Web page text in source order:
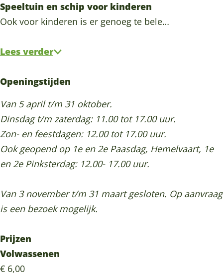
m
Speeltuin en schip voor kinderen
Ook voor kinderen is er genoeg te bele…
Lees verder
Openingstijden
Van 5 april t/m 31 oktober.
Dinsdag t/m zaterdag: 11.00 tot 17.00 uur.
Zon- en feestdagen: 12.00 tot 17.00 uur.
Ook geopend op 1e en 2e Paasdag, Hemelvaart, 1e
en 2e Pinksterdag: 12.00- 17.00 uur.
Van 3 november t/m 31 maart gesloten. Op aanvraag
is een bezoek mogelijk.
Prijzen
Volwassenen
€ 6,00